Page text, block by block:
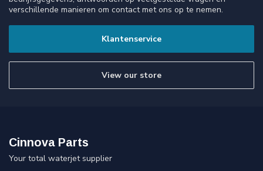
verschillende manieren om contact met ons op te nemen.
Klantenservice
View our store
Cinnova Parts
Your total waterjet supplier